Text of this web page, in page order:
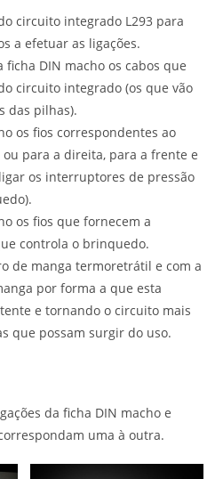
circuito integrado L293 para
a efetuar as ligações.
DIN macho os cabos que
circuito integrado (os que vão
das pilhas).
os fios correspondentes ao
para a direita, para a frente e
os interruptores de pressão
os fios que fornecem a
controla o brinquedo.
de manga termoretrátil e com a
por forma a que esta
e tornando o circuito mais
que possam surgir do uso.
da ficha DIN macho e
uma à outra.